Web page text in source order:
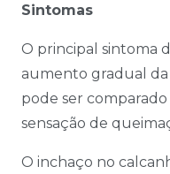
Sintomas
O principal sintoma
aumento gradual
pode ser
sensação de
O inchaço no